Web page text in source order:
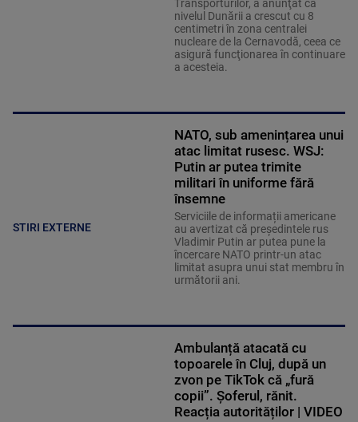
Transporturilor, a anunţat că
nivelul Dunării a crescut cu 8
centimetri în zona centralei
nucleare de la Cernavodă, ceea ce
asigură funcţionarea în continuare
a acesteia.
STIRI EXTERNE
NATO, sub amenințarea unui
atac limitat rusesc. WSJ:
Putin ar putea trimite
militari în uniforme fără
însemne
Serviciile de informații americane
au avertizat că președintele rus
Vladimir Putin ar putea pune la
încercare NATO printr-un atac
limitat asupra unui stat membru în
următorii ani.
Ambulanță atacată cu
topoarele în Cluj, după un
zvon pe TikTok că „fură
copii”. Șoferul, rănit.
Reacția autorităților | VIDEO